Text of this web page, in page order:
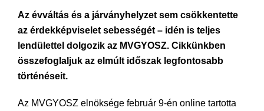
Az évváltás és a járványhelyzet sem csökkentette
az érdekképviselet sebességét – idén is teljes
lendülettel dolgozik az MVGYOSZ. Cikkünkben
összefoglaljuk az elmúlt időszak legfontosabb
történéseit.
Az MVGYOSZ elnöksége február 9-én online tartotta